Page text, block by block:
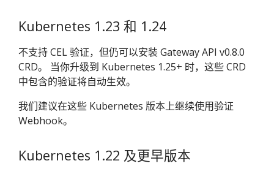
Kubernetes 1.23 和 1.24
不支持 CEL 验证，但仍可以安装 Gateway API v0.8.0
CRD。 当你升级到 Kubernetes 1.25+ 时，这些 CRD
中包含的验证将自动生效。
我们建议在这些 Kubernetes 版本上继续使用验证
Webhook。
Kubernetes 1.22 及更早版本